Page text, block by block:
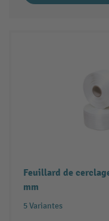
Feuillard de
mm
5 Variantes